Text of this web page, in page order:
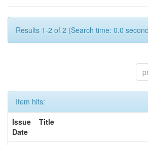
Results 1-2 of 2 (Search time: 0.0
Item hits:
Issue
Date
Title